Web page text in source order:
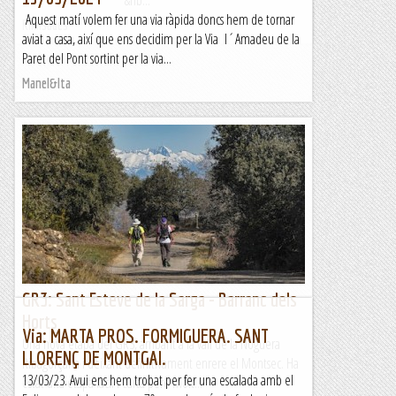
Kimisades
Aquest matí volem fer una via ràpida doncs hem de tornar
aviat a casa, així que ens decidim per la Via l´Amadeu de la
Paret del Pont sortint per la via...
Manel&Ita
GR3: Sant Esteve de la Sarga - Barranc dels
Una nova etapa del GR3, arribant a la vall de la Noguera
Ribagorçana i deixant definitivament enrere el Montsec. Ha
estat una etapa fàcil i curta però molt...
Via: MARTA PROS. FORMIGUERA. SANT
LLORENÇ DE MONTGAI.
13/03/23. Avui ens hem trobat per fer una escalada amb el